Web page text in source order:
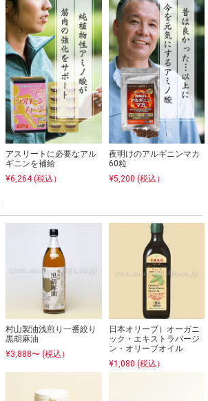
アスリートに必要なアル
ギニンを補給
¥6,264 (税込）
夜明けのアルギニンマカ
60粒
¥5,200 (税込）
村山製油浅煎り一番絞り
黒胡麻油
¥3,888〜 (税込）
日本オリーブ）オーガニ
ック・エキストラバージ
ン・オリーブオイル
¥1,080 (税込）